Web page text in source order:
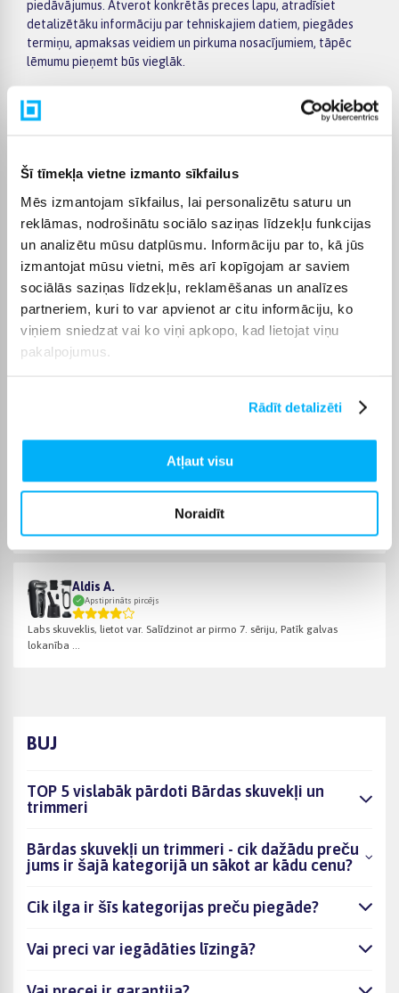
Šī tīmekļa vietne izmanto sīkfailus
Mēs izmantojam sīkfailus, lai personalizētu saturu un
reklāmas, nodrošinātu sociālo saziņas līdzekļu funkcijas
un analizētu mūsu datplūsmu. Informāciju par to, kā jūs
izmantojat mūsu vietni, mēs arī kopīgojam ar saviem
sociālās saziņas līdzekļu, reklamēšanas un analīzes
partneriem, kuri to var apvienot ar citu informāciju, ko
viņiem sniedzat vai ko viņi apkopo, kad lietojat viņu
pakalpojumus.
Rādīt detalizēti
Atļaut visu
Noraidīt
piedāvājumus. Atverot konkrētās preces lapu, atradīsiet
detalizētāku informāciju par tehniskajiem datiem, piegādes
termiņu, apmaksas veidiem un pirkuma nosacījumiem, tāpēc
lēmumu pieņemt būs vieglāk.
pa daļām – par pirkumu iespējams norēķināties 6 vienādos
Latvijā: piegāde uz pakomātiem maksā no 2,99 €, bet
pasūtījumiem virs 499 € piegāde uz pakomātu ir bez maksas;
kurjera piegādes cena sākas no 3,99 €. Precīzs katras preces
piegādes termiņš tiek norādīts konkrētās preces lapā.
Izvēloties piemērotu preci no kategorijas Bārdas skuvekļi un
trimmeri, varēsiet saņemt pasūtījumu jums ērtā veidā.
BIGBOX.LV parūpēsies, lai izvēlētā prece tiktu piegādāta
norādītajā termiņā un pirkumu internetā varētu saņemt bez
liekas kavēšanās.
Pircēju atsauksmes par precēm
Ivars B.
Sveiki, ļoti kompakts un ērts savai cenai atbilstošs skūveklis.
Aldis A.
Apstiprināts pircējs
Labs skuveklis, lietot var. Salīdzinot ar pirmo 7. sēriju, Patīk galvas
lokanība ...
BUJ
TOP 5 vislabāk pārdoti Bārdas skuvekļi un
trimmeri
Bārdas skuvekļi un trimmeri - cik dažādu preču
jums ir šajā kategorijā un sākot ar kādu cenu?
Cik ilga ir šīs kategorijas preču piegāde?
Vai preci var iegādāties līzingā?